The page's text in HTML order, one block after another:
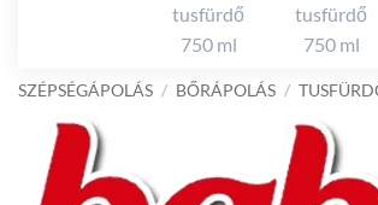
SZÉPSÉGÁPOLÁS / BŐRÁPOLÁS /